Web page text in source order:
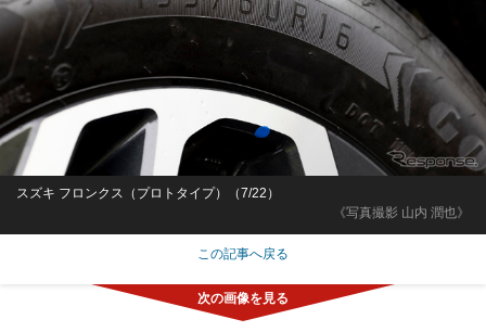
《写真撮影 山内 潤也》
スズキ フロンクス（プロトタイプ）（7/22）
この記事へ戻る